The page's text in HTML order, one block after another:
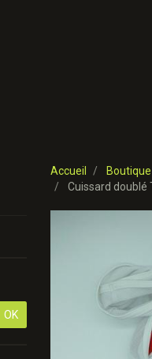
Accueil Boutique
Cuissard doublé
OK